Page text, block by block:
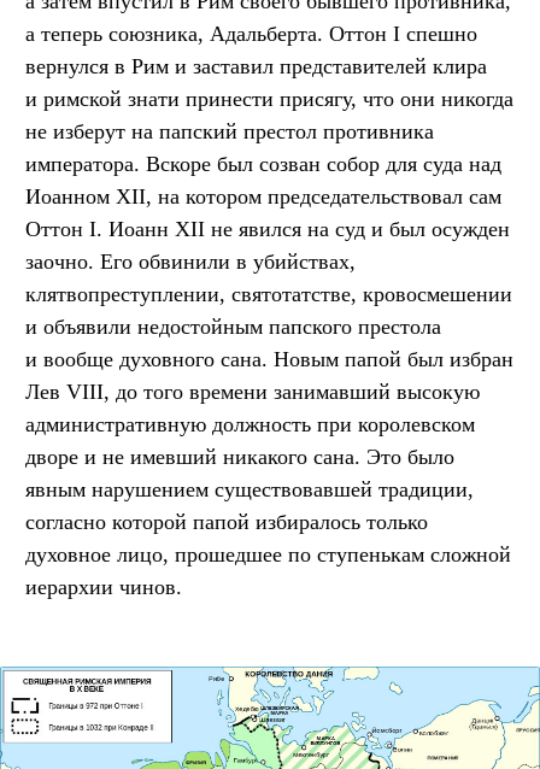
а теперь союзника, Адальберта. Оттон I спешно
вернулся в Рим и заставил представителей клира
и римской знати принести присягу, что они никогда
не изберут на папский престол противника
императора. Вскоре был созван собор для суда над
Иоанном XII, на котором председательствовал сам
Оттон I. Иоанн XII не явился на суд и был осужден
заочно. Его обвинили в убийствах,
клятвопреступлении, святотатстве, кровосмешении
и объявили недостойным папского престола
и вообще духовного сана. Новым папой был избран
Лев VIII, до того времени занимавший высокую
административную должность при королевском
дворе и не имевший никакого сана. Это было
явным нарушением существовавшей традиции,
согласно которой папой избиралось только
духовное лицо, прошедшее по ступенькам сложной
иерархии чинов.